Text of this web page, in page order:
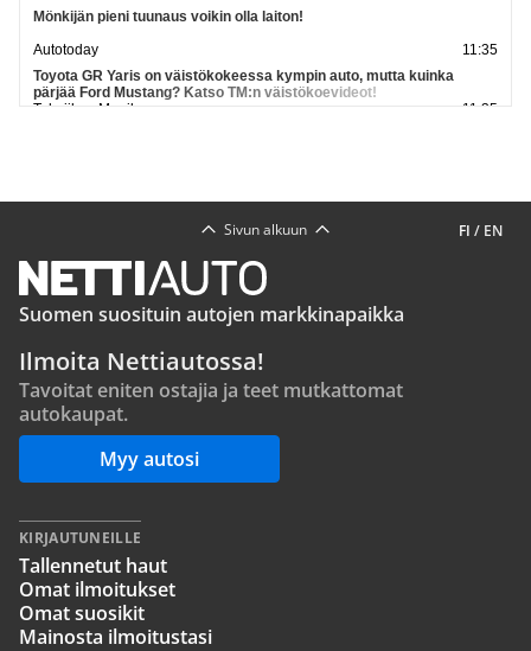
Mönkijän pieni tuunaus voikin olla laiton!
Autotoday
11:35
Toyota GR Yaris on väistökokeessa kympin auto, mutta kuinka
pärjää Ford Mustang? Katso TM:n väistökoevideot!
Tekniikan Maailma
11:35
FI / EN
Sivun alkuun
Suomen suosituin autojen markkinapaikka
Ilmoita Nettiautossa!
Tavoitat eniten ostajia ja teet mutkattomat
autokaupat.
Myy autosi
KIRJAUTUNEILLE
Tallennetut haut
Omat ilmoitukset
Omat suosikit
Mainosta ilmoitustasi